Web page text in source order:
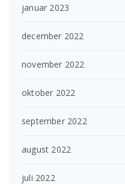
januar 2023
december 2022
november 2022
oktober 2022
september 2022
august 2022
juli 2022